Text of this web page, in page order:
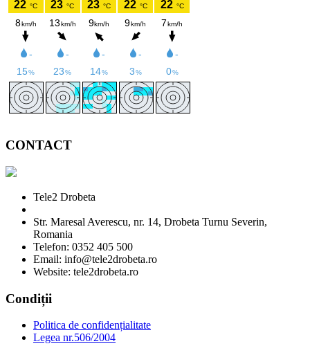
CONTACT
Tele2 Drobeta
Str. Maresal Averescu, nr. 14, Drobeta Turnu Severin,
Romania
Telefon: 0352 405 500
Email: info@tele2drobeta.ro
Website: tele2drobeta.ro
Condiții
Politica de confidențialitate
Legea nr.506/2004